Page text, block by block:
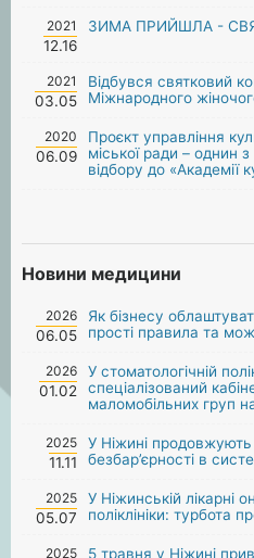
2021
12.16
ЗИМА ПРИЙШЛА -
2021
03.05
Відбувся святковий
Міжнародного
2020
06.09
Проєкт управління
міської ради – однин
відбору до «Академії
Новини медицини
2026
06.05
Як бізнесу
прості правила та
2026
01.02
У стоматологічній
спеціалізований
маломобільних груп
2025
11.11
У Ніжині
безбар’єрності в
2025
05.07
У Ніжинській лікарні
поліклініки: турбота
2025
5 травня у Ніжині